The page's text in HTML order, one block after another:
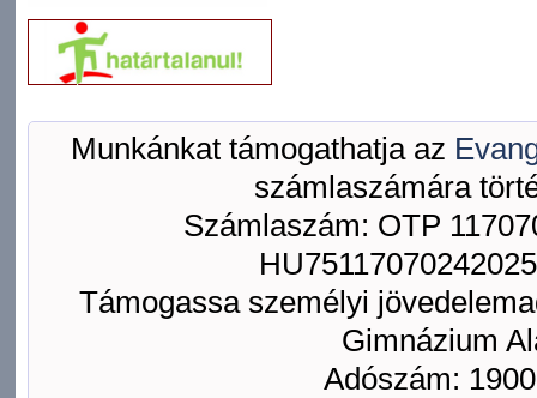
Munkánkat támogathatja az
számlaszámára
Számlaszám: OTP
Támogassa személyi
Gimnázium
Adószám: